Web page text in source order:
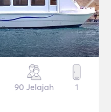
90 Jelajah 1